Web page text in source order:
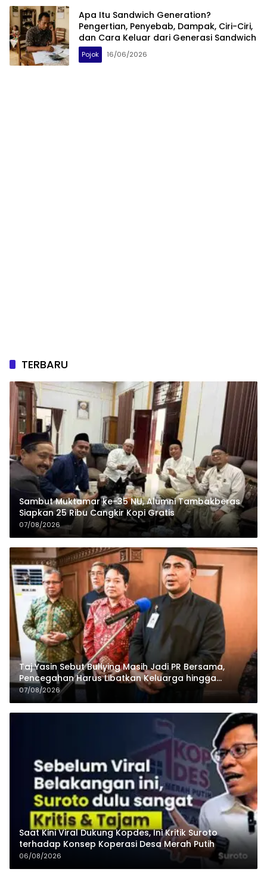
Apa Itu Sandwich Generation?
Pengertian, Penyebab, Dampak, Ciri-Ciri,
dan Cara Keluar dari Generasi Sandwich
Pojok 16/06/2026
TERBARU
Sambut Muktamar ke-35 NU, Alumni Tambakberas
Siapkan 25 Ribu Cangkir Kopi Gratis
07/08/2026
Taj Yasin Sebut Bullying Masih Jadi PR Bersama,
Pencegahan Harus Libatkan Keluarga hingga
Pesantren
07/08/2026
Saat Kini Viral Dukung Kopdes, Ini Kritik Suroto
terhadap Konsep Koperasi Desa Merah Putih
06/08/2026